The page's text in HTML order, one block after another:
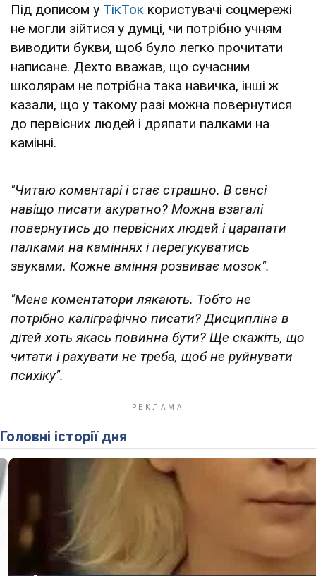
Під дописом у ТікТок користувачі соцмережі
не могли зійтися у думці, чи потрібно учням
виводити букви, щоб було легко прочитати
написане. Дехто вважав, що сучасним
школярам не потрібна така навичка, інші ж
казали, що у такому разі можна повернутися
до первісних людей і дряпати палками на
камінні.
"Читаю коментарі і стає страшно. В сенсі
навіщо писати акуратно? Можна взагалі
повернутись до первісних людей і царапати
палками на каміннях і перегукуватись
звуками. Кожне вміння розвиває мозок".
"Мене коментатори лякають. Тобто не
потрібно каліграфічно писати? Дисципліна в
дітей хоть якась повинна бути? Ще скажіть, що
читати і рахувати не треба, щоб не руйнувати
психіку".
Головні історії дня